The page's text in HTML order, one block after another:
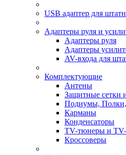
USB адаптер для
Адаптеры руля и
Адаптеры руля
Адаптеры
AV-входа для
Комплектующие
Антены
Защитные сетки
Подиумы, Полки,
Карманы
Конденсаторы
TV-тюнеры и
Кроссоверы